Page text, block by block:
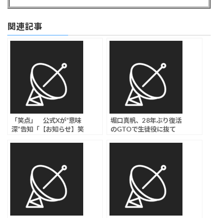
関連記事
「笑点」 公式Xが“意味
深”告知「【お知らせ】笑
堀口真帆、28年ぶり復活
のGTOで生徒役に抜て